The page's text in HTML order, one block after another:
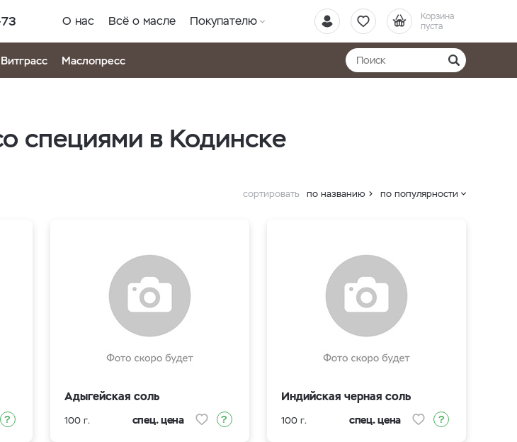
Корзина
пуста
О нас Всё о масле Покупателю
Витграсс Маслопресс
специями в Кодинске
сортировать по названию по популярности
Адыгейская соль
100 г. спец. цена
Индийская черная соль
100 г. спец. цена